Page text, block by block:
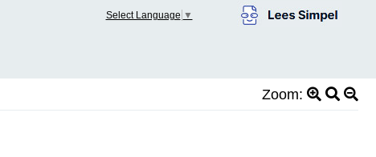
Select Language ▼
Zoom: